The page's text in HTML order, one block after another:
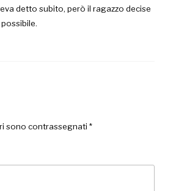
detto subito, però il ragazzo decise
sono contrassegnati *